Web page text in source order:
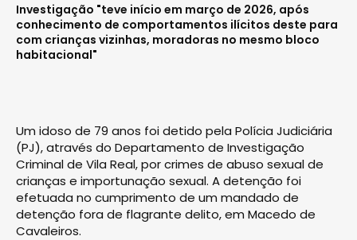
Investigação "teve início em março de 2026, após
conhecimento de comportamentos ilícitos deste para
com crianças vizinhas, moradoras no mesmo bloco
habitacional"
Um idoso de 79 anos foi detido pela Polícia Judiciária
(PJ), através do Departamento de Investigação
Criminal de Vila Real, por crimes de abuso sexual de
crianças e importunação sexual. A detenção foi
efetuada no cumprimento de um mandado de
detenção fora de flagrante delito, em Macedo de
Cavaleiros.